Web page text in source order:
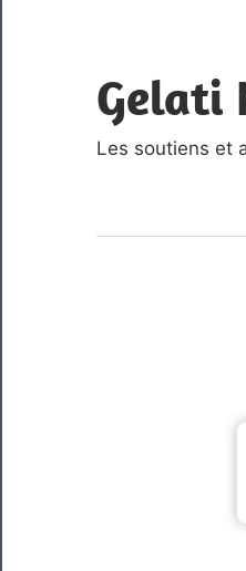
content
Gelati
Les soutiens et